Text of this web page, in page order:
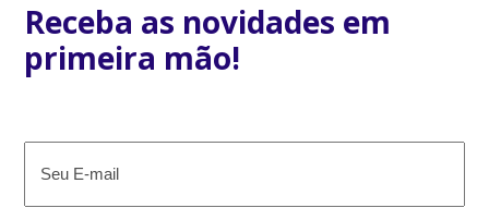
Receba as novidades em
primeira mão!
mail
(obrigatório)